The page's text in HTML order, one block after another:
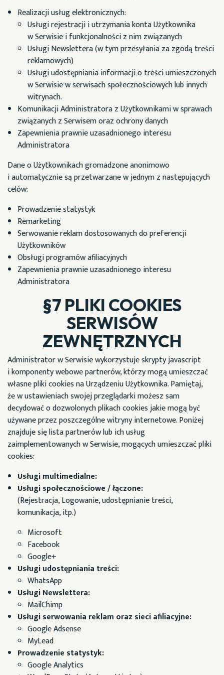
Realizacji usług elektronicznych:
Usługi rejestracji i utrzymania konta Użytkownika
w Serwisie i funkcjonalności z nim związanych
Usługi Newslettera (w tym przesyłania za zgodą treści
reklamowych)
Usługi udostępniania informacji o treści umieszczonych
w Serwisie w serwisach społecznościowych lub innych
witrynach.
Komunikacji Administratora z Użytkownikami w sprawach
związanych z Serwisem oraz ochrony danych
Zapewnienia prawnie uzasadnionego interesu
Administratora
Dane o Użytkownikach gromadzone anonimowo
i automatycznie są przetwarzane w jednym z następujących
celów:
Prowadzenie statystyk
Remarketing
Serwowanie reklam dostosowanych do preferencji
Użytkowników
Obsługi programów afiliacyjnych
Zapewnienia prawnie uzasadnionego interesu
Administratora
§7 PLIKI COOKIES
SERWISÓW
ZEWNĘTRZNYCH
Administrator w Serwisie wykorzystuje skrypty javascript
i komponenty webowe partnerów, którzy mogą umieszczać
własne pliki cookies na Urządzeniu Użytkownika. Pamiętaj,
że w ustawieniach swojej przeglądarki możesz sam
decydować o dozwolonych plikach cookies jakie mogą być
używane przez poszczególne witryny internetowe. Poniżej
znajduje się lista partnerów lub ich usług
zaimplementowanych w Serwisie, mogących umieszczać pliki
cookies:
Usługi multimedialne:
Usługi społecznościowe / łączone:
(Rejestracja, Logowanie, udostępnianie treści,
komunikacja, itp.)
Microsoft
Facebook
Google+
Usługi udostępniania treści:
WhatsApp
Usługi Newslettera:
MailChimp
Usługi serwowania reklam oraz sieci afiliacyjne:
Google Adsense
MyLead
Prowadzenie statystyk:
Google Analytics